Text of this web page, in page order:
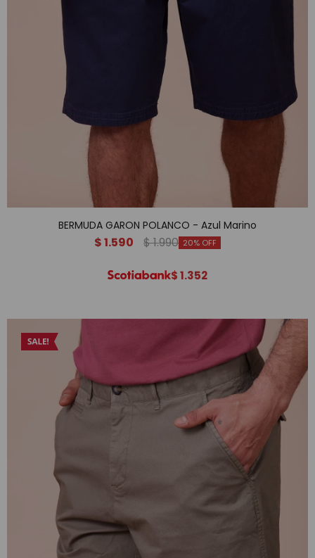
BERMUDA GARON POLANCO - Azul Marino
$1.590 $1.990 20
$1.352